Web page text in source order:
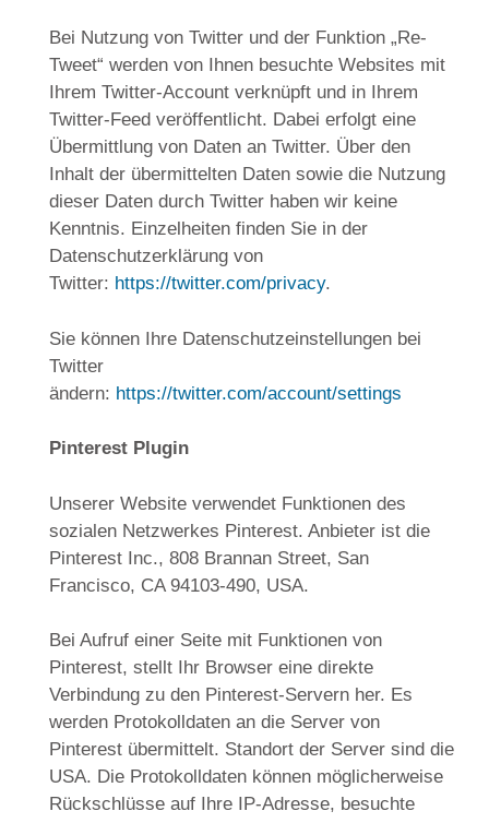
Bei Nutzung von Twitter und der Funktion „Re-
Tweet“ werden von Ihnen besuchte Websites mit
Ihrem Twitter-Account verknüpft und in Ihrem
Twitter-Feed veröffentlicht. Dabei erfolgt eine
Übermittlung von Daten an Twitter. Über den
Inhalt der übermittelten Daten sowie die Nutzung
dieser Daten durch Twitter haben wir keine
Kenntnis. Einzelheiten finden Sie in der
Datenschutzerklärung von
Twitter: https://twitter.com/privacy.
Sie können Ihre Datenschutzeinstellungen bei
Twitter
ändern: https://twitter.com/account/settings
Pinterest Plugin
Unserer Website verwendet Funktionen des
sozialen Netzwerkes Pinterest. Anbieter ist die
Pinterest Inc., 808 Brannan Street, San
Francisco, CA 94103-490, USA.
Bei Aufruf einer Seite mit Funktionen von
Pinterest, stellt Ihr Browser eine direkte
Verbindung zu den Pinterest-Servern her. Es
werden Protokolldaten an die Server von
Pinterest übermittelt. Standort der Server sind die
USA. Die Protokolldaten können möglicherweise
Rückschlüsse auf Ihre IP-Adresse, besuchte